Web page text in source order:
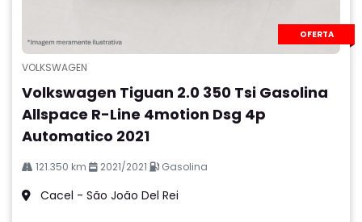
OFERTA
VOLKSWAGEN
Volkswagen Tiguan 2.0 350 Tsi Gasolina
Allspace R-Line 4motion Dsg 4p
Automatico 2021
121.350 km 2021/2021 Gasolina
Cacel - São João Del Rei